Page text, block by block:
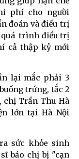
phí cho người
đoán và điều trị
quá trình điều trị
cả thập kỷ mới
lại mắc phải 3
trứng, tắc 2
chị Trần Thu Hà
lớn tại Hà Nội
sức khỏe sinh
bảo chị bị "cạn